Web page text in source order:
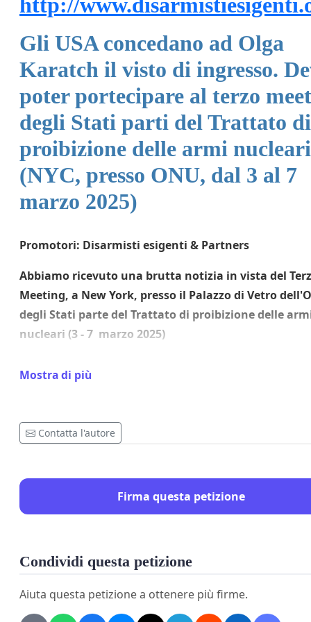
Gli USA concedano ad Olga
Karatch il visto di ingresso.
poter portecipare al terzo
degli Stati parti del Trattato di
proibizione delle armi nucleari
(NYC, presso ONU, dal 3 al 7
marzo 2025)
Promotori: Disarmisti esigenti & Partners
Abbiamo ricevuto una brutta notizia in vista del
Meeting, a New York, presso il Palazzo di Vetro
degli Stati parte del Trattato di proibizione delle
nucleari (3 - 7 marzo 2025)
Olga Karatch, first on the right in the photo, the
nonviolent activist exiled in Lithuania, has been denied
Mostra di più
Contatta l'autore
Firma questa petizione
Condividi questa petizione
Aiuta questa petizione a ottenere più firme.